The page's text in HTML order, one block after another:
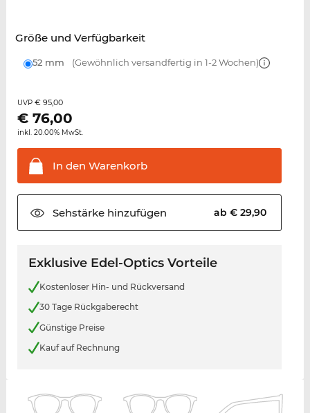
Größe und Verfügbarkeit
52 mm (Gewöhnlich versandfertig in 1-2 Wochen)
UVP € 95,00
€ 76,00
inkl. 20.00% MwSt.
In den Warenkorb
Sehstärkehinzufügen ab € 29,90
Exklusive Edel-Optics Vorteile
Kostenloser Hin- und Rückversand
30 Tage Rückgaberecht
Günstige Preise
Kauf auf Rechnung